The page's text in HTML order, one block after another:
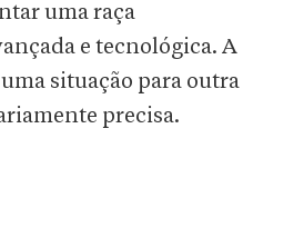
uma raça
e tecnológica. A
situação para outra
precisa.